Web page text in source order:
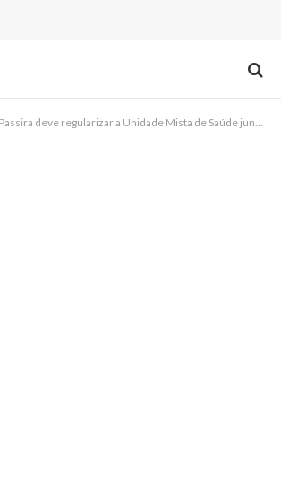
deve regularizar a Unidade Mista de Saúde junto ao Cremepe